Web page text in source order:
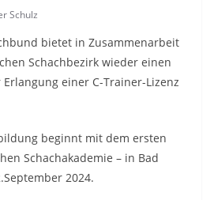
Schulz
bietet in Zusammenarbeit
Schachbezirk wieder einen
einer C-Trainer-Lizenz
beginnt mit dem ersten
Schachakademie – in Bad
2024.